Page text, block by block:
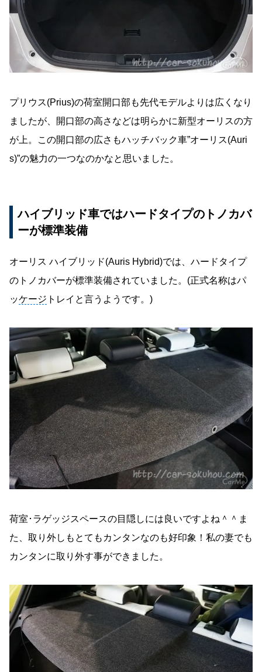
プリウス(Prius)の荷室開口部も先代モデルよりは広くなり
ましたが、開口部の高さなどは明らかに新型オーリスの方
が上。この開口部の広さもハッチバック車”オーリス(Auri
s)”の魅力の一つなのかなと思いました。
ハイブリッド車ではハードタイプのトノカバ
ーが標準装備
オーリス ハイブリッド(Auris Hybrid)では、ハードタイプ
のトノカバーが標準装備されていました。(正式名称はパ
ッケージ トレイと言うようです。)
荷室･ラゲッジスペースの目隠しには良いですよね＾＾ま
た、取り外しもとてもカンタンなのも好印象！私の妻でも
カンタンに取り外す事ができました。